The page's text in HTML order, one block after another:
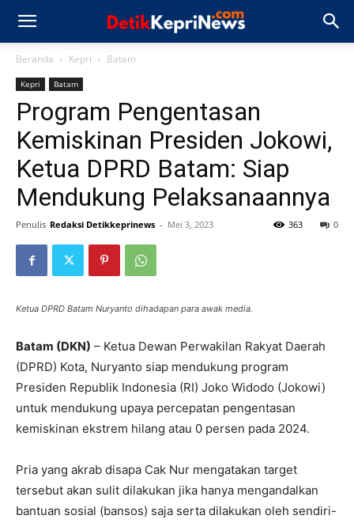
Beranda Kepri Batam
Kepri Batam
Program Pengentasan
Kemiskinan Presiden Jokowi,
Ketua DPRD Batam: Siap
Mendukung Pelaksanaannya
Penulis Redaksi Detikkeprinews - Mei 3, 2023 0
363
Ketua DPRD Batam Nuryanto dihadapan para awak media.
Batam (DKN) – Ketua Dewan Perwakilan Rakyat Daerah
(DPRD) Kota, Nuryanto siap mendukung program
Presiden Republik Indonesia (RI) Joko Widodo (Jokowi)
untuk mendukung upaya percepatan pengentasan
kemiskinan ekstrem hilang atau 0 persen pada 2024.
Pria yang akrab disapa Cak Nur mengatakan target
tersebut akan sulit dilakukan jika hanya mengandalkan
bantuan sosial (bansos) saja serta dilakukan oleh sendiri-